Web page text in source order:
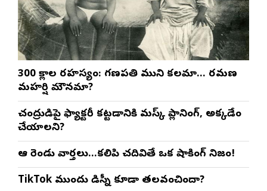
300 శ్లోకాల రహస్యం: గణపతి ముని కలమా… రమణ
మహర్షి మౌనమా?
చంద్రుడిపై ఫ్యాక్టరీ కట్టడానికి మస్క్ ప్లానింగ్, అక్కడేం
చేయాలని?
ఆ రెండు వార్తలు…కలిపి చదివితే ఒక షాకింగ్ నిజం!
TikTok ముందు డిస్నీ కూడా తలవంచిందా?